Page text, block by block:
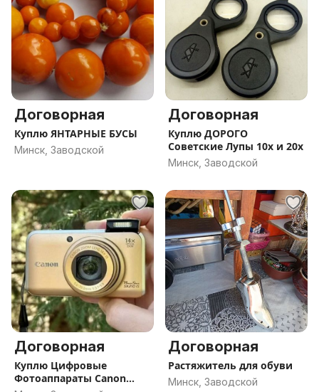
Договорная
Куплю ЯНТАРНЫЕ БУСЫ
Минск, Заводской
Договорная
Куплю ДОРОГО
Советские Лупы 10x и 20х
Минск, Заводской
Договорная
Куплю Цифровые
Фотоаппараты Canon
Договорная
Растяжитель для обуви
Минск, Заводской